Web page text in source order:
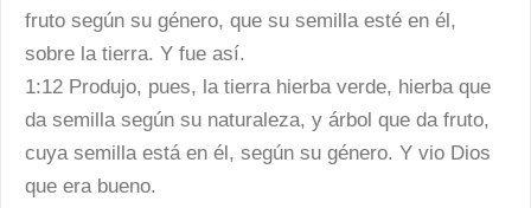
fruto según su género, que su semilla esté en él,
sobre la tierra. Y fue así.
1:12 Produjo, pues, la tierra hierba verde, hierba que
da semilla según su naturaleza, y árbol que da fruto,
cuya semilla está en él, según su género. Y vio Dios
que era bueno.